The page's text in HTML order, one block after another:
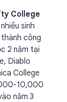
College
sinh
công
2 năm tại
Diablo
College
10,000
năm 3